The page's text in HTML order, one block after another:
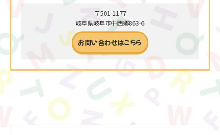
〒501-1177
岐阜県岐阜市中西郷863-6
お問い合わせはこちら